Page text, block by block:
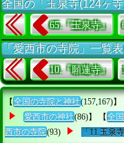
全国の「玉泉寺(124ヶ
65.『玉泉寺』
「愛西市の寺院」一覧
10.『願蓮寺』
【 全国の寺院と神社(157,167)】
愛西市の神社(86)】 【 全
西市の寺院(93) 「11.玉泉寺